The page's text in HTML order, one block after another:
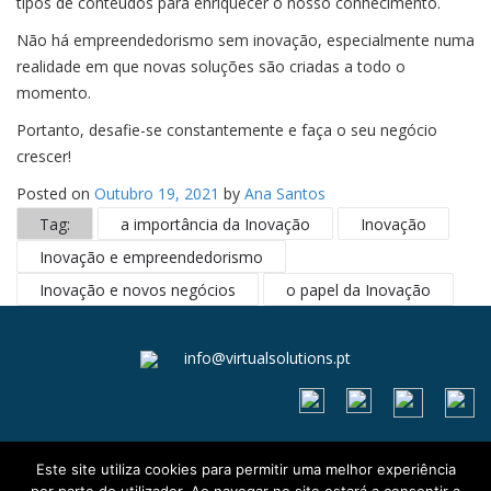
Não há empreendedorismo sem inovação, especialmente numa
realidade em que novas soluções são criadas a todo o
momento.
Portanto, desafie-se constantemente e faça o seu negócio
crescer!
Posted on Outubro 19, 2021 by Ana Santos
Tag:
a importância da Inovação
Inovação
Inovação e empreendedorismo
Inovação e novos negócios
o papel da Inovação
info@virtualsolutions.pt
Este site utiliza cookies para permitir uma melhor experiência